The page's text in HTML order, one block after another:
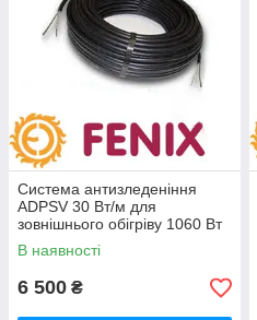
Система антизледеніння
ADPSV 30 Вт/м для
зовнішнього обігріву 1060 Вт
В наявності
6 500 ₴